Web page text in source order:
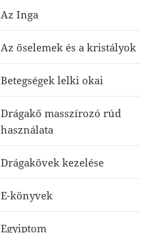
Az Inga
Az őselemek és a kristályok
Betegségek lelki okai
Drágakő masszírozó rúd
használata
Drágakövek kezelése
E-könyvek
Egyiptom